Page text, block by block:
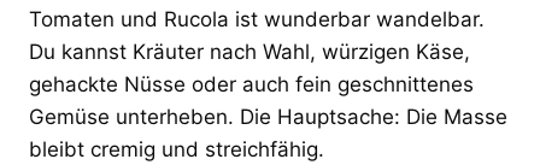
Tomaten und Rucola ist wunderbar wandelbar.
Du kannst Kräuter nach Wahl, würzigen Käse,
gehackte Nüsse oder auch fein geschnittenes
Gemüse unterheben. Die Hauptsache: Die Masse
bleibt cremig und streichfähig.